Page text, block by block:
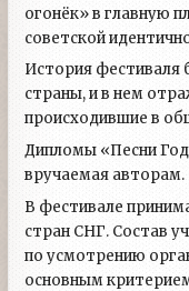
огонёк» в главную
советской
История фестиваля
страны, и в нем
происходившие в
Дипломы «Песни
вручаемая авторам.
В фестивале
стран СНГ. Состав
по усмотрению
основным